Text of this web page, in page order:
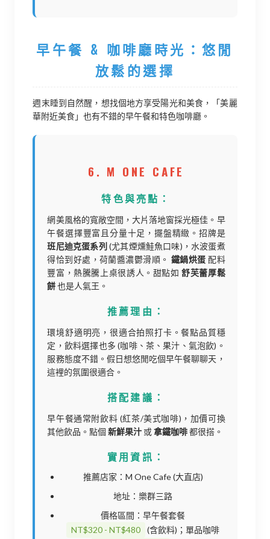
早午餐 & 咖啡廳時光：悠閒
放鬆的選擇
週末睡到自然醒，想找個地方享受陽光和美食，「美麗
華附近美食」也有不錯的早午餐和特色咖啡廳。
6. M ONE CAFE
特色與亮點：
網美風格的寬敞空間，大片落地窗採光極佳。早
午餐選擇豐富且分量十足，擺盤精緻。招牌是
班尼迪克蛋系列 (尤其煙燻鮭魚口味)，水波蛋煮
得恰到好處，荷蘭醬濃鬱滑順。 鐵鍋烘蛋 配料
豐富，熱騰騰上桌很誘人。甜點如舒芙蕾厚鬆
餅也是人氣王。
推薦理由：
環境舒適明亮，很適合拍照打卡。餐點品質穩
定，飲料選擇也多 (咖啡、茶、果汁、氣泡飲)。
服務態度不錯。假日想悠閒吃個早午餐聊聊天，
這裡的氛圍很適合。
搭配建議：
早午餐通常附飲料 (紅茶/美式咖啡)，加價可換
其他飲品。點個新鮮果汁 或拿鐵咖啡都很搭。
實用資訊：
推薦店家：M One Cafe (大直店)
地址：樂群三路
價格區間：早午餐套餐
NT$320 - NT$480
(含飲料)；單品咖啡